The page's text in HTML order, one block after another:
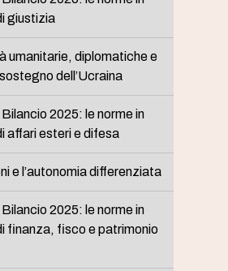
giustizia
umanitarie, diplomatiche e
dell’Ucraina
2025: le norme in
affari esteri e difesa
e l’autonomia differenziata
2025: le norme in
finanza, fisco e patrimonio